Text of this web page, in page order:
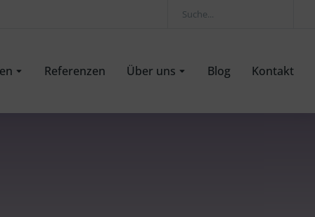
Referenzen Über uns Blog Kontakt